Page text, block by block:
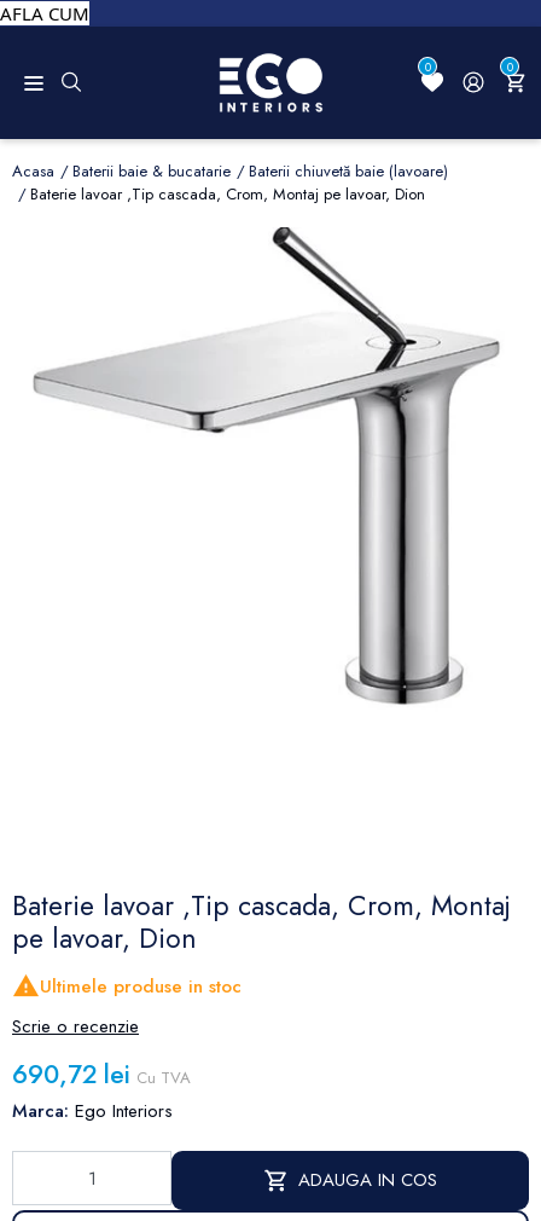
AFLA CUM
0 0
Acasa Baterii baie & bucatarie
Baterii chiuvetă baie (lavoare)
Baterie lavoar ,Tip cascada, Crom, Montaj pe lavoar, Dion
Baterie lavoar ,Tip cascada, Crom, Montaj
pe lavoar, Dion
Ultimele produse in stoc
Scrie o recenzie
690,72 lei Cu TVA
Marca: Ego Interiors
ADAUGA IN COS